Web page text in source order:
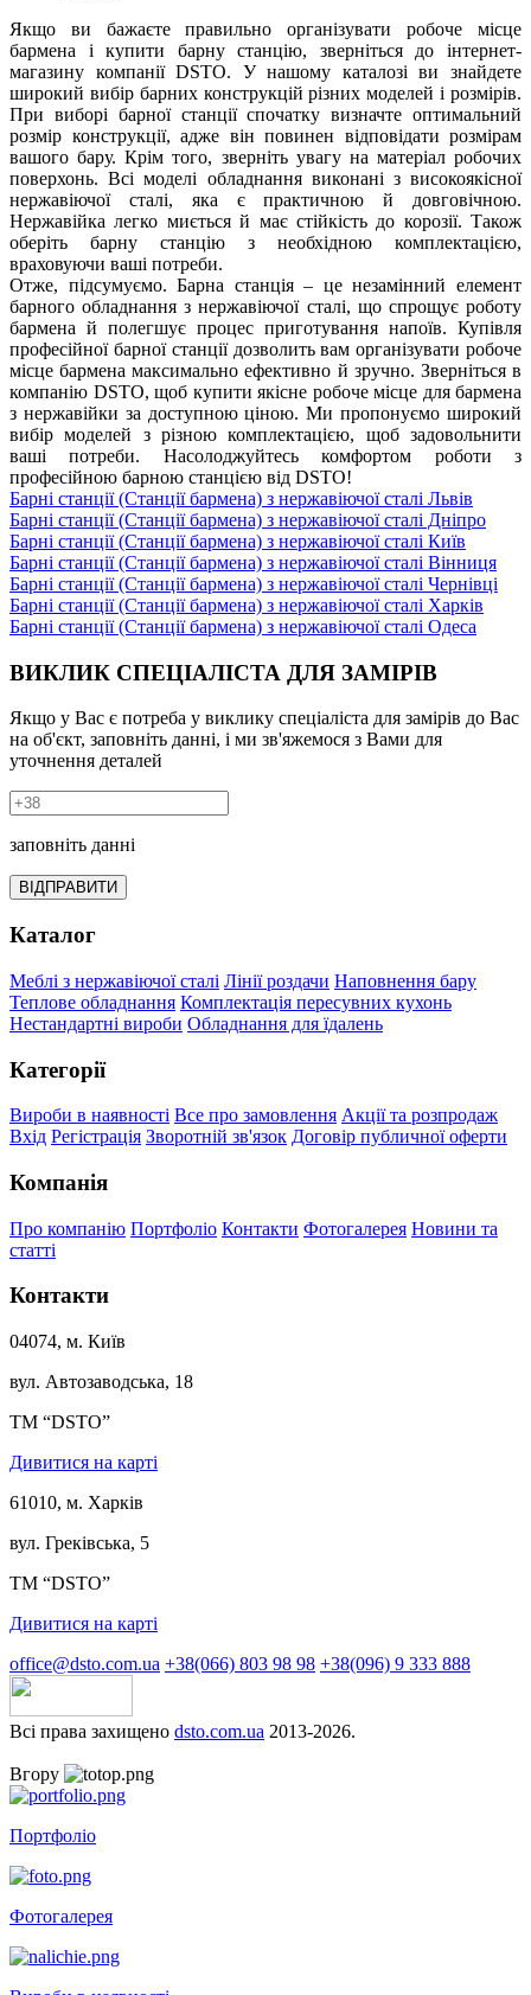
Якщо ви бажаєте правильно організувати робоче місце
бармена і купити барну станцію, зверніться до інтернет-
магазину компанії DSTO. У нашому каталозі ви знайдете
широкий вибір барних конструкцій різних моделей і розмірів.
При виборі барної станції спочатку визначте оптимальний
розмір конструкції, адже він повинен відповідати розмірам
вашого бару. Крім того, зверніть увагу на матеріал робочих
поверхонь. Всі моделі обладнання виконані з високоякісної
нержавіючої сталі, яка є практичною й довговічною.
Нержавійка легко миється й має стійкість до корозії. Також
оберіть барну станцію з необхідною комплектацією,
враховуючи ваші потреби.
Отже, підсумуємо. Барна станція – це незамінний елемент
барного обладнання з нержавіючої сталі, що спрощує роботу
бармена й полегшує процес приготування напоїв. Купівля
професійної барної станції дозволить вам організувати робоче
місце бармена максимально ефективно й зручно. Зверніться в
компанію DSTO, щоб купити якісне робоче місце для бармена
з нержавійки за доступною ціною. Ми пропонуємо широкий
вибір моделей з різною комплектацією, щоб задовольнити
ваші потреби. Насолоджуйтесь комфортом роботи з
професійною барною станцією від DSTO!
Барні станції (Станції бармена) з нержавіючої сталі Львів
Барні станції (Станції бармена) з нержавіючої сталі Дніпро
Барні станції (Станції бармена) з нержавіючої сталі Київ
Барні станції (Станції бармена) з нержавіючої сталі Вінниця
Барні станції (Станції бармена) з нержавіючої сталі Чернівці
Барні станції (Станції бармена) з нержавіючої сталі Харків
Барні станції (Станції бармена) з нержавіючої сталі Одеса
ВИКЛИК СПЕЦІАЛІСТА ДЛЯ ЗАМІРІВ
Якщо у Вас є потреба у виклику спеціаліста для замірів до Вас
на об'єкт, заповніть данні, і ми зв'яжемося з Вами для
уточнення деталей
заповніть данні
ВІДПРАВИТИ
Каталог
Меблі з нержавіючої сталі Лінії роздачи Наповнення бару
Теплове обладнання Комплектація пересувних кухонь
Нестандартні вироби Обладнання для їдалень
Категорії
Вироби в наявності Все про замовлення Акції та розпродаж
Вхід Регістрація Зворотній зв'язок Договір публичної оферти
Компанія
Про компанію Портфоліо Контакти Фотогалерея Новини та
статті
Контакти
04074, м. Київ
вул. Автозаводська, 18
ТМ “DSTO”
Дивитися на карті
61010, м. Харків
вул. Греківська, 5
ТМ “DSTO”
Дивитися на карті
office@dsto.com.ua +38(066) 803 98 98 +38(096) 9 333 888
Всі права захищено dsto.com.ua 2013-2026.
Вгору
Портфоліо
Фотогалерея